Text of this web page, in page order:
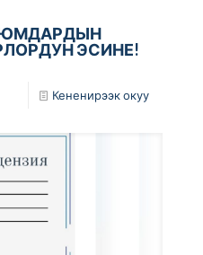
ЭСИНЕ!
Кененирээк окуу